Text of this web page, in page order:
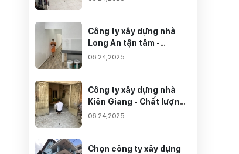
Công ty xây dựng nhà
Long An tận tâm -
Chuyên nghiệp
06 24,2025
Công ty xây dựng nhà
Kiên Giang - Chất lượng
đến từ tâm
06 24,2025
Chọn công ty xây dựng